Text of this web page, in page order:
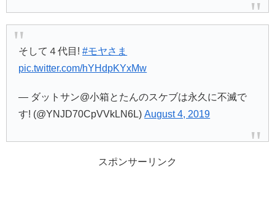
そして４代目!#モヤさま
pic.twitter.com/hYHdpKYxMw
— ダットサン@小箱とたんのスケブは永久に不滅で
す! (@YNJD70CpVVkLN6L)August 4, 2019
スポンサーリンク